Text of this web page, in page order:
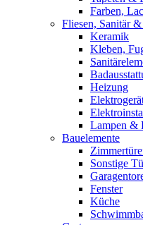
Farben,
Fliesen, Sanitär
Keramik
Kleben,
Heizung
Lampen &
Bauelemente
Sonstige
Fenster
Küche